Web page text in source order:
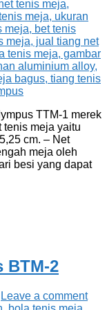
TTM-1 merek
tenis meja yaitu
cm. – Net
meja oleh
besi yang dapat
BTM-2
Leave a comment